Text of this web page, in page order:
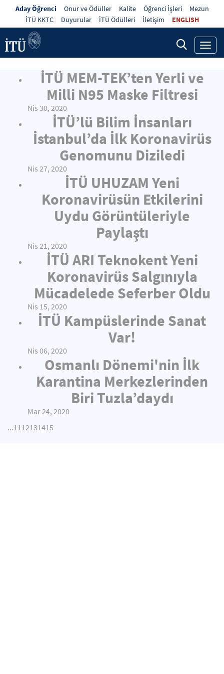
Aday Öğrenci Onur ve Ödüller Kalite Öğrenci İşleri
Mezun
İTÜ KKTC
Duyurular İTÜ Ödülleri İletişim ENGLISH
İTÜ MEM-TEK’ten Yerli ve
Milli N95 Maske Filtresi
Nis 30, 2020
İTÜ’lü Bilim İnsanları
İstanbul’da İlk Koronavirüs
Genomunu Diziledi
Nis 27, 2020
İTÜ UHUZAM Yeni
Koronavirüsün Etkilerini
Uydu Görüntüleriyle
Paylaştı
Nis 21, 2020
İTÜ ARI Teknokent Yeni
Koronavirüs Salgınıyla
Mücadelede Seferber Oldu
Nis 15, 2020
İTÜ Kampüslerinde Sanat
Var!
Nis 06, 2020
Osmanlı Dönemi'nin İlk
Karantina Merkezlerinden
Biri Tuzla’daydı
Mar 24, 2020
...1112131415